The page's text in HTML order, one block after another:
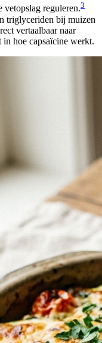
vetopslag reguleren.3
triglyceriden bij muizen
vertaalbaar naar
in hoe capsaïcine werkt.